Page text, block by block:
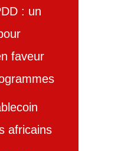
: un
faveur
africains